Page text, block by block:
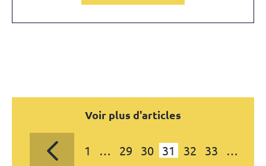
Voir plus d'articles
1 … 29 30 31 32 33 …